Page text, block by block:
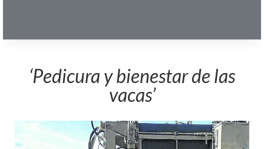
‘Pedicura y bienestar de las
vacas’